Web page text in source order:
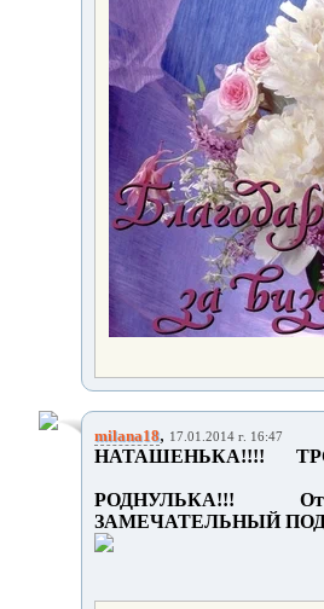
milana18, 17.01.2014 г. 16:47
НАТАШЕНЬКА!!!!
РОДНУЛЬКА!!!
ЗАМЕЧАТЕЛЬНЫЙ